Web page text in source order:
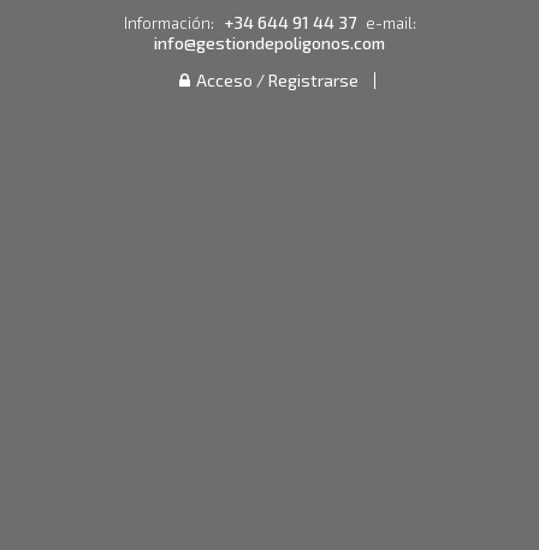
Información: +34 644 91 44 37 e-mail:
info@gestiondepoligonos.com
Acceso / Registrarse